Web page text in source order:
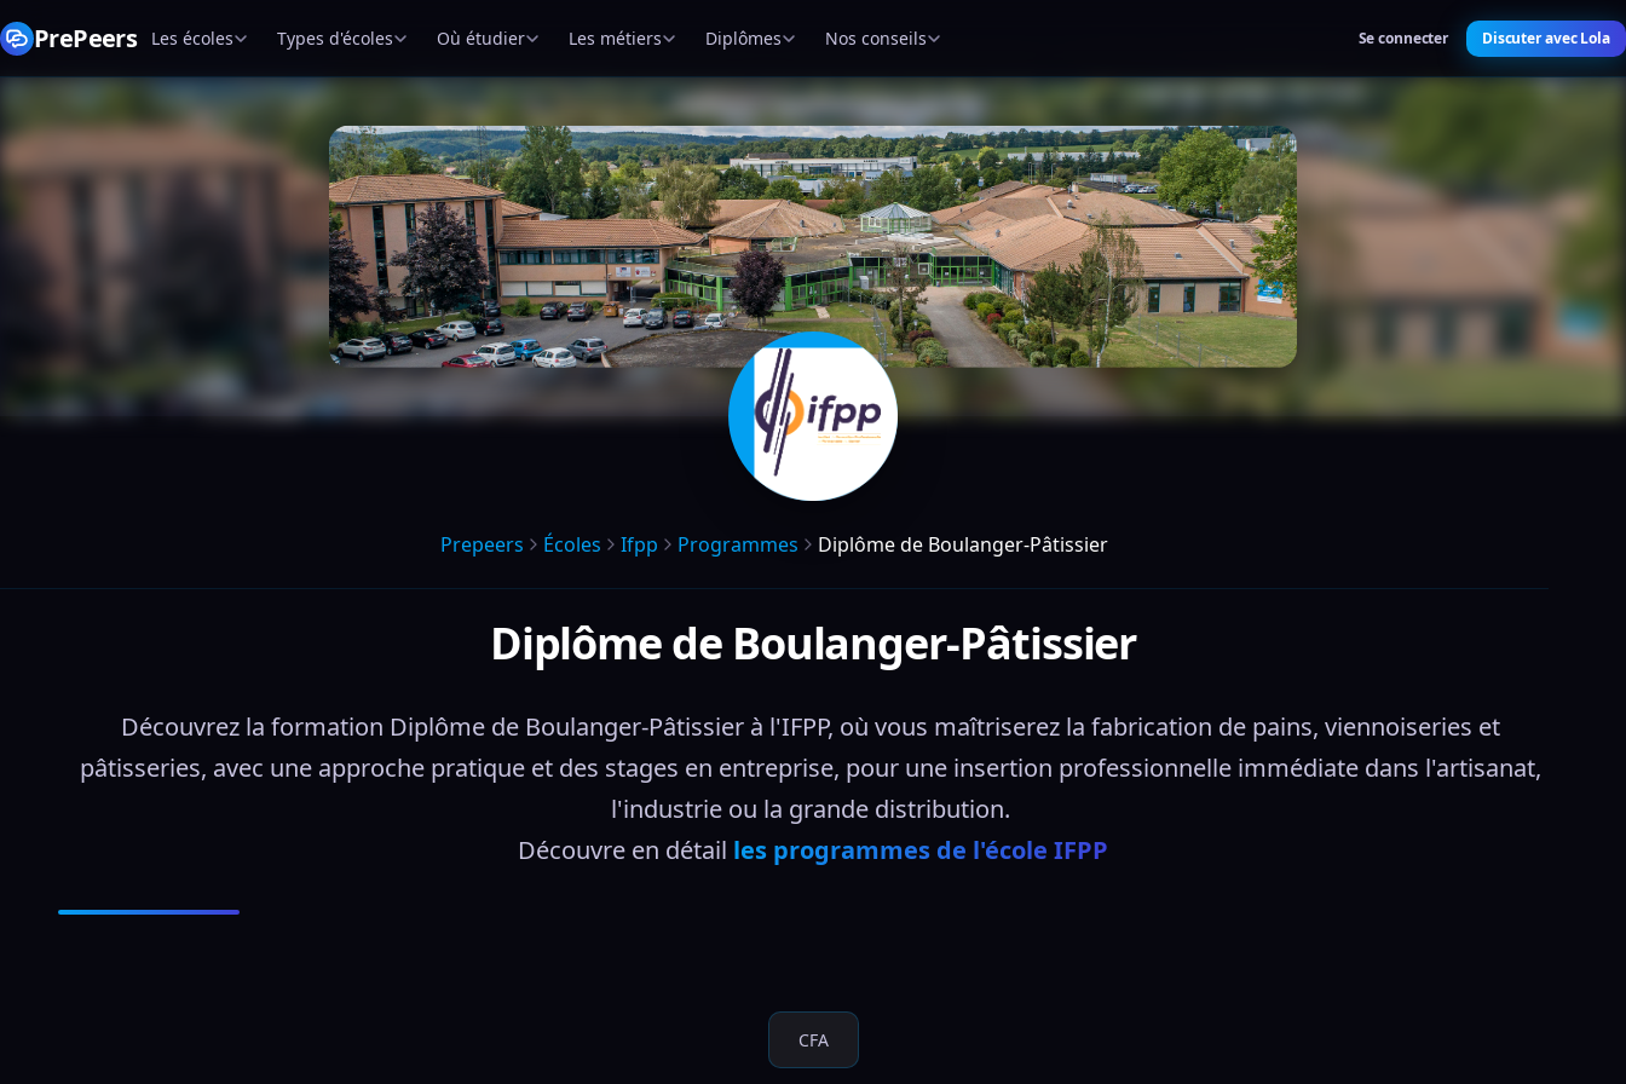
PrePeers Les écoles Types d'écoles Où étudier Les métiers Diplômes Nos conseils Se connecter Discuter avec Lola
Prepeers Écoles Ifpp Programmes Diplôme de Boulanger-Pâtissier
Diplôme de Boulanger-Pâtissier
Découvrez la formation Diplôme de Boulanger-Pâtissier à l'IFPP, où vous maîtriserez la fabrication de pains, viennoiseries et
pâtisseries, avec une approche pratique et des stages en entreprise, pour une insertion professionnelle immédiate dans l'artisanat,
l'industrie ou la grande distribution.
Découvre en détail les programmes de l'école IFPP
CFA